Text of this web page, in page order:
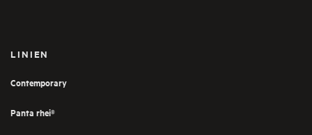
LINIEN
Contemporary
Panta rhei®